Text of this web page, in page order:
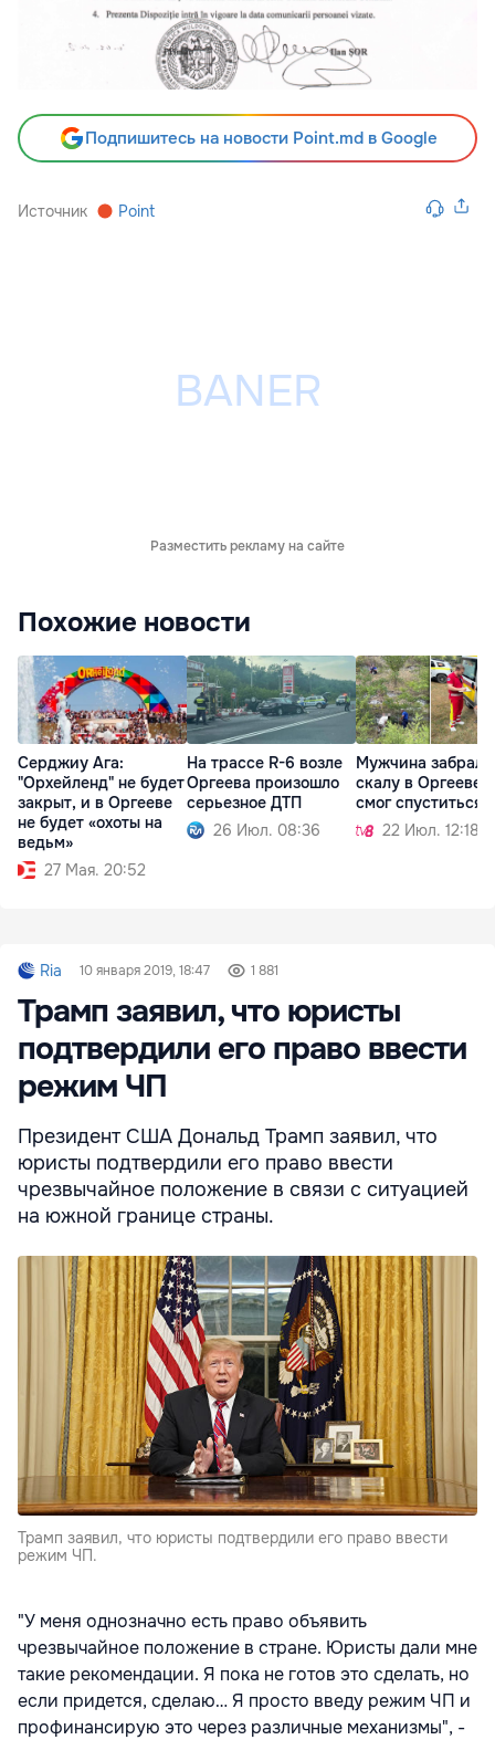
Подпишитесь на новости Point.md в Google
Источник Point
Разместить рекламу на сайте
Похожие новости
Серджиу Ага:
"Орхейленд" не будет
закрыт, и в Оргееве
не будет «охоты на
ведьм»
27 Мая. 20:52
На трассе R-6 возле
Оргеева произошло
серьезное ДТП
26 Июл. 08:36
Мужчина
скалу в Оргееве
смог спуститься
22 Июл. 12:18
Ria 10 января 2019, 18:47 1 881
Трамп заявил, что юристы
подтвердили его право ввести
режим ЧП
Президент США Дональд Трамп заявил, что
юристы подтвердили его право ввести
чрезвычайное положение в связи с ситуацией
на южной границе страны.
Трамп заявил, что юристы подтвердили его право ввести
режим ЧП.
"У меня однозначно есть право объявить
чрезвычайное положение в стране. Юристы дали мне
такие рекомендации. Я пока не готов это сделать, но
если придется, сделаю… Я просто введу режим ЧП и
профинансирую это через различные механизмы", -